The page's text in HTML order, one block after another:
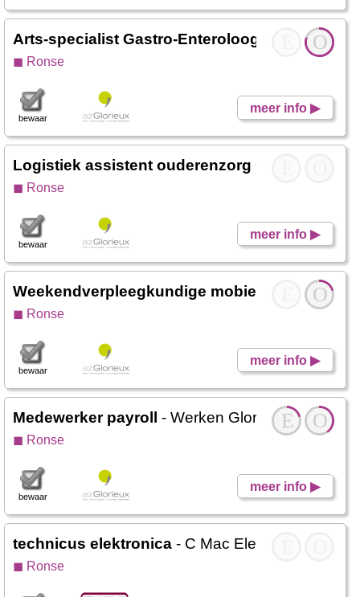
O
Arts-specialist Gastro-Enteroloog - Werken
◼ Ronse
meer info ▶
bewaar
Logistiek assistent ouderenzorg - Werken
◼ Ronse
meer info ▶
bewaar
O
Weekendverpleegkundige mobiele equipe-
◼ Ronse
meer info ▶
bewaar
O
E
Medewerker payroll - Werken Glorieux CZW
◼ Ronse
meer info ▶
bewaar
technicus elektronica - C Mac Elektromag
◼ Ronse